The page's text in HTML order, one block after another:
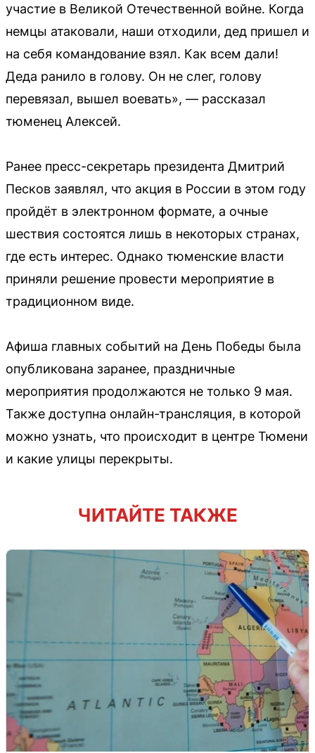
участие в Великой Отечественной войне. Когда
немцы атаковали, наши отходили, дед пришел и
на себя командование взял. Как всем дали!
Деда ранило в голову. Он не слег, голову
перевязал, вышел воевать», — рассказал
тюменец Алексей.
Ранее пресс-секретарь президента Дмитрий
Песков заявлял, что акция в России в этом году
пройдёт в электронном формате, а очные
шествия состоятся лишь в некоторых странах,
где есть интерес. Однако тюменские власти
приняли решение провести мероприятие в
традиционном виде.
Афиша главных событий на День Победы была
опубликована заранее, праздничные
мероприятия продолжаются не только 9 мая.
Также доступна онлайн-трансляция, в которой
можно узнать, что происходит в центре Тюмени
и какие улицы перекрыты.
ЧИТАЙТЕ ТАКЖЕ